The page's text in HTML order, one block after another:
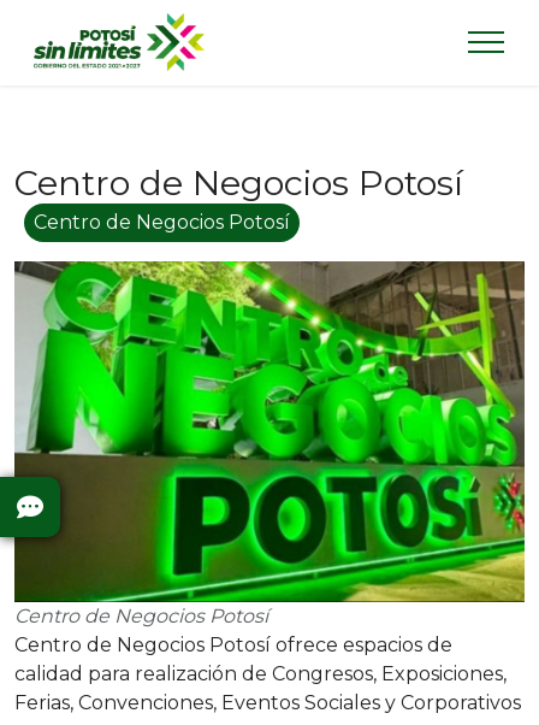
Centro de Negocios Potosí
Centro de Negocios Potosí
Centro de Negocios Potosí
Centro de Negocios Potosí ofrece espacios de
calidad para realización de Congresos, Exposiciones,
Ferias, Convenciones, Eventos Sociales y Corporativos